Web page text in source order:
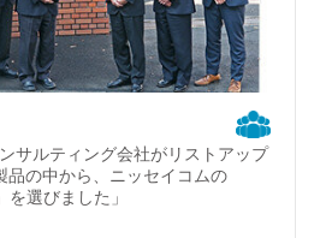
サルティング会社がリストアップ
品の中から、ニッセイコムの
を選びました」